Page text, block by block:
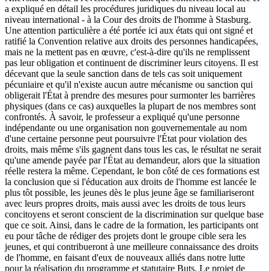
a expliqué en détail les procédures juridiques du niveau local au
niveau international - à la Cour des droits de l'homme à Stasburg.
Une attention particulière a été portée ici aux états qui ont signé et
ratifié la Convention relative aux droits des personnes handicapées,
mais ne la mettent pas en œuvre, c'est-à-dire qu'ils ne remplissent
pas leur obligation et continuent de discriminer leurs citoyens. Il est
décevant que la seule sanction dans de tels cas soit uniquement
pécuniaire et qu'il n'existe aucun autre mécanisme ou sanction qui
obligerait l'État à prendre des mesures pour surmonter les barrières
physiques (dans ce cas) auxquelles la plupart de nos membres sont
confrontés. À savoir, le professeur a expliqué qu'une personne
indépendante ou une organisation non gouvernementale au nom
d'une certaine personne peut poursuivre l'État pour violation des
droits, mais même s'ils gagnent dans tous les cas, le résultat ne serait
qu'une amende payée par l'État au demandeur, alors que la situation
réelle restera la même. Cependant, le bon côté de ces formations est
la conclusion que si l'éducation aux droits de l'homme est lancée le
plus tôt possible, les jeunes dès le plus jeune âge se familiariseront
avec leurs propres droits, mais aussi avec les droits de tous leurs
concitoyens et seront conscient de la discrimination sur quelque base
que ce soit. Ainsi, dans le cadre de la formation, les participants ont
eu pour tâche de rédiger des projets dont le groupe cible sera les
jeunes, et qui contribueront à une meilleure connaissance des droits
de l'homme, en faisant d'eux de nouveaux alliés dans notre lutte
pour la réalisation du programme et statutaire Buts. Le projet de